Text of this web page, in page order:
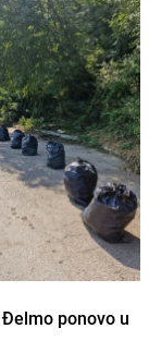
ponovo u